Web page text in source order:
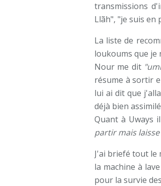
transmissions
Llãh", "je suis en
La liste de
loukoums que je
Nour me dit
résume à sortir
lui ai dit que
déjà bien
Quant à Uways
partir mais
J'ai briefé tout le
la machine à
pour la survie